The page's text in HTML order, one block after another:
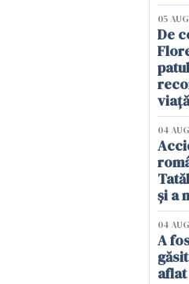
05
De
viață
04
și a
04
A